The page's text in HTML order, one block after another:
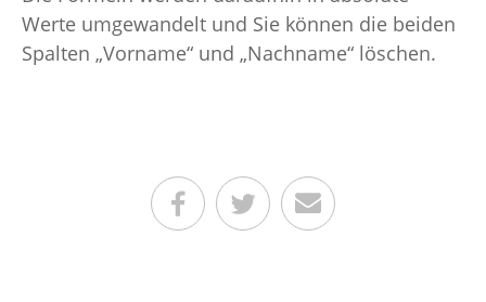
Werte umgewandelt und Sie können die beiden
Spalten „Vorname“ und „Nachname“ löschen.
Teilen auf Facebook
Teilen auf Twitter
Per E-Mail senden